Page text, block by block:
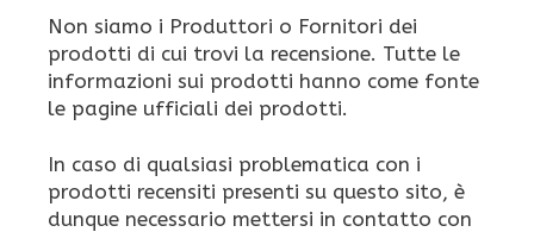
Non siamo i Produttori o Fornitori dei
prodotti di cui trovi la recensione. Tutte le
informazioni sui prodotti hanno come fonte
le pagine ufficiali dei prodotti.
In caso di qualsiasi problematica con i
prodotti recensiti presenti su questo sito, è
dunque necessario mettersi in contatto con